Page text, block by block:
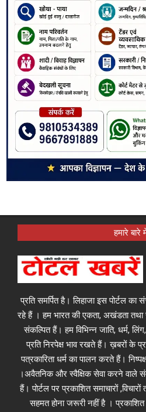
हमारे बारे
प्रति समर्पित है। लिहाजा इस पोर्टल का
रहे हैं । हम भारत की एकता, अखंडता तथा
संकल्पित हैं। हम विभिन्न जाति, धर्म,
प्रति निरपेक्ष भाव रखते हैं। ख़बरों के
पत्रकारिता धर्म का पालन करते हैं।
।अवैतनिक और स्वैक्षिक सेवा करने वाले
हैं। पोर्टल पर प्रकाशित समाचारों
सहमत होना जरूरी नहीं है । प्रकाशित